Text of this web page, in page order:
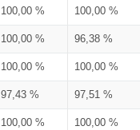
100,00 % 100,00 %
100,00 % 96,38 %
100,00 % 100,00 %
97,43 % 97,51 %
100,00 % 100,00 %